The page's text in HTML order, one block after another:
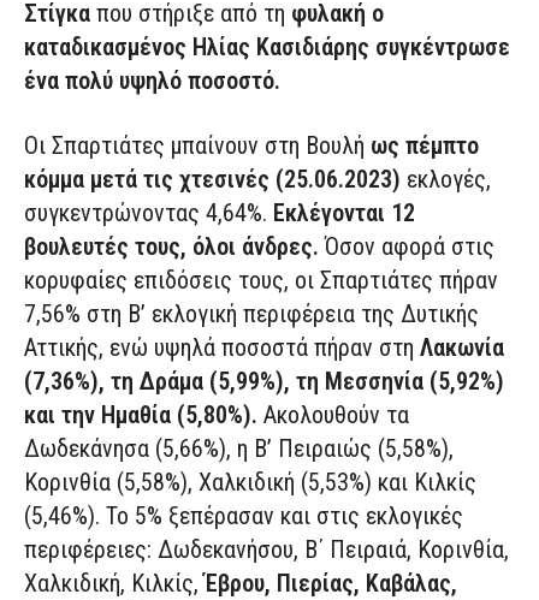
Στίγκα που στήριξε από τη φυλακή ο
καταδικασμένος Ηλίας Κασιδιάρης συγκέντρωσε
ένα πολύ υψηλό ποσοστό.
Οι Σπαρτιάτες μπαίνουν στη Βουλή ως πέμπτο
κόμμα μετά τις χτεσινές (25.06.2023) εκλογές,
συγκεντρώνοντας 4,64%. Εκλέγονται 12
βουλευτές τους, όλοι άνδρες.Όσον αφορά στις
κορυφαίες επιδόσεις τους, οι Σπαρτιάτες πήραν
7,56% στη Β’ εκλογική περιφέρεια της Δυτικής
Αττικής, ενώ υψηλά ποσοστά πήραν στη Λακωνία
(7,36%), τη Δράμα (5,99%), τη Μεσσηνία (5,92%)
και την Ημαθία (5,80%). Ακολουθούν τα
Δωδεκάνησα (5,66%), η Β’ Πειραιώς (5,58%),
Κορινθία (5,58%), Χαλκιδική (5,53%) και Κιλκίς
(5,46%). Το 5% ξεπέρασαν και στις εκλογικές
περιφέρειες: Δωδεκανήσου, Β΄ Πειραιά, Κορινθία,
Χαλκιδική, Κιλκίς,Έβρου, Πιερίας, Καβάλας,